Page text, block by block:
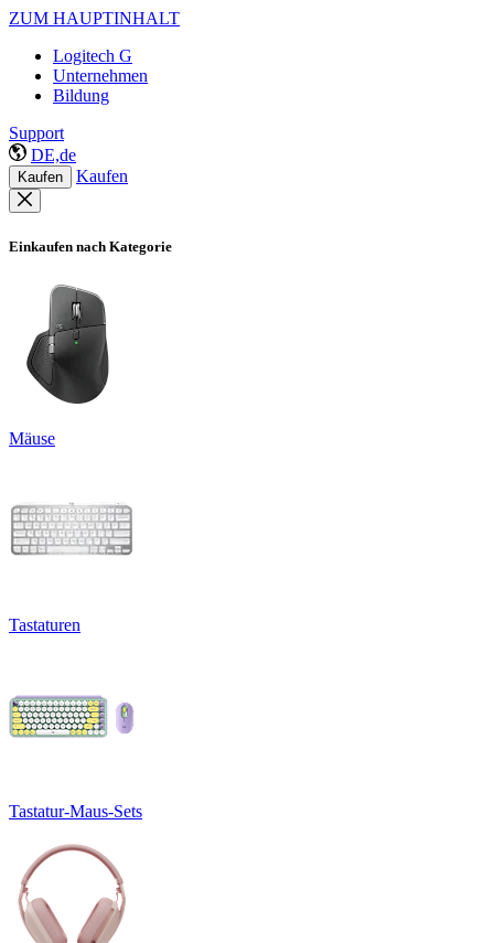
ZUM HAUPTINHALT
Logitech G
Unternehmen
Bildung
Support
DE,de
Kaufen Kaufen
Einkaufen nach Kategorie
Mäuse
Tastaturen
Tastatur-Maus-Sets